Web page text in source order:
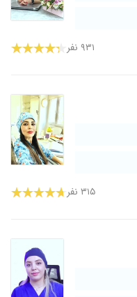
۹۳۱ نفر
۳۱۵ نفر